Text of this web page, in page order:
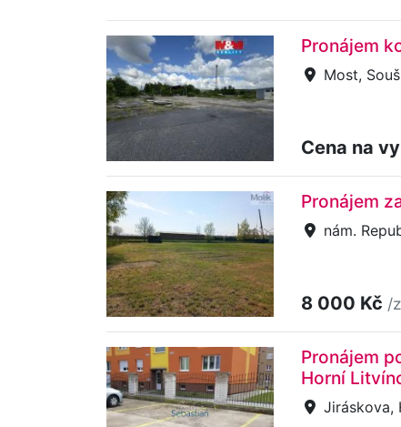
Pronájem
Most, Souš
Cena na
Pronájem
nám.
8 000 Kč /
Pronájem
Horní
Jiráskova,